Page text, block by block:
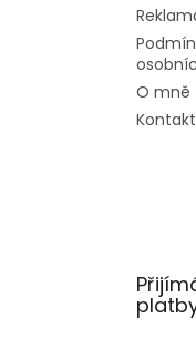
O mně
Kontakt